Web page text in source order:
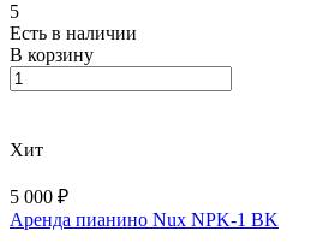
5
Есть в наличии
В корзину
Хит
5 000 ₽
Аренда пианино Nux NPK-1 BK